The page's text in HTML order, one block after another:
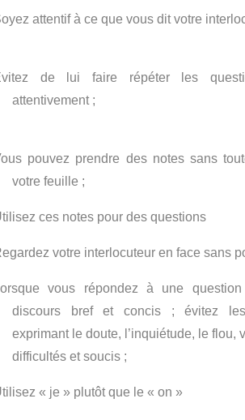
attentif à ce que vous dit votre
de lui faire répéter les
attentivement ;
pouvez prendre des notes sans
votre feuille ;
ces notes pour des questions
votre interlocuteur en face sans
vous répondez à une
discours bref et concis ; évitez
exprimant le doute, l’inquiétude, le flou,
difficultés et soucis ;
« je » plutôt que le « on »